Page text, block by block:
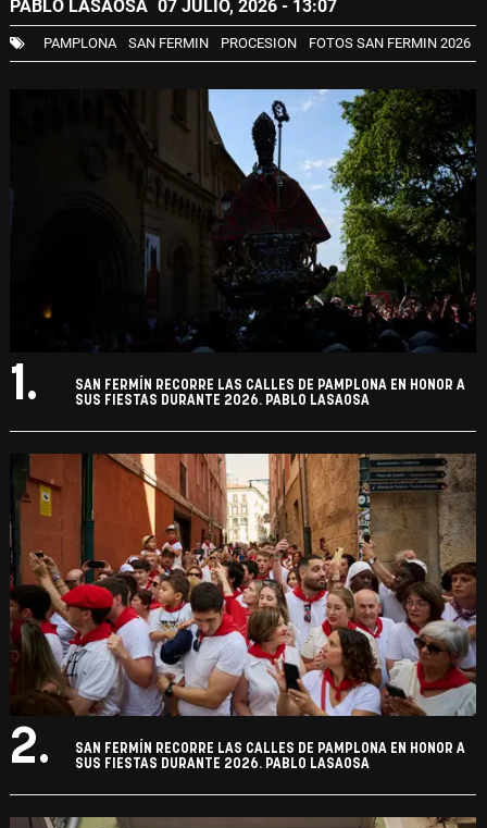
PABLO LASAOSA 07 JULIO, 2026 - 13:07
PAMPLONA SAN FERMIN PROCESION FOTOS SAN FERMIN 2026
1.
SAN FERMÍN RECORRE LAS CALLES DE PAMPLONA EN HONOR A
SUS FIESTAS DURANTE 2026. PABLO LASAOSA
2.
SAN FERMÍN RECORRE LAS CALLES DE PAMPLONA EN HONOR A
SUS FIESTAS DURANTE 2026. PABLO LASAOSA